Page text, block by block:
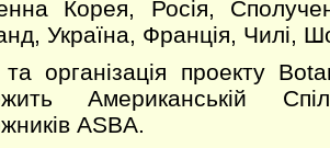
Корея, Росія,
Україна, Франція, Чилі,
та організація проекту
Американській
ASBA.